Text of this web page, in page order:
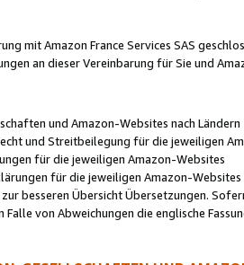
mit Amazon France Services SAS
an dieser Vereinbarung für Sie und
und Amazon-Websites nach Ländern
und Streitbeilegung für die jeweiligen
für die jeweiligen Amazon-Websites
für die jeweiligen Amazon-Websites
besseren Übersicht Übersetzungen.
von Abweichungen die englische